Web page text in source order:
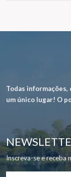
Todas
um único lugar! O
Inscreva-se e receba